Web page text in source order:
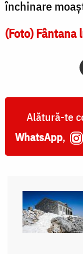
închinare
(Foto)
Alătură-te
WhatsApp,